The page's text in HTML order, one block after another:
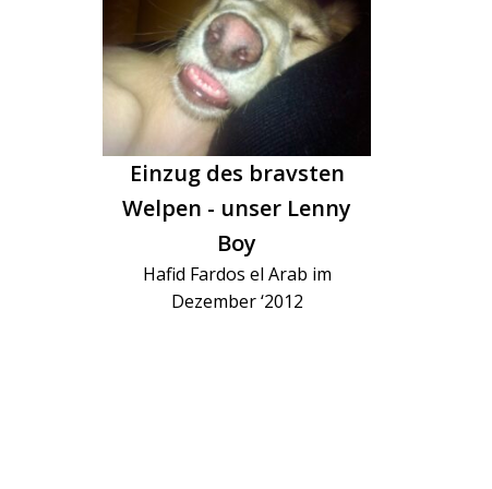
Einzug des bravsten
Welpen - unser Lenny
Boy
Hafid Fardos el Arab im
Dezember ‘2012